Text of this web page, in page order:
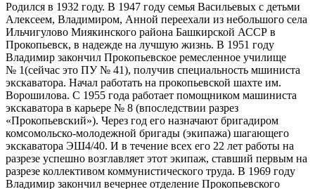
Родился в 1932 году. В 1947 году семья Васильевых с детьми
Алексеем, Владимиром, Анной переехали из небольшого села
Ильчигулово Миякинского района Башкирской АССР в
Прокопьевск, в надежде на лучшую жизнь. В 1951 году
Владимир закончил Прокопьевское ремесленное училище
№ 1(сейчас это ПУ № 41), получив специальность мшиниста
экскаватора. Начал работать на прокопьевской шахте им.
Ворошилова. С 1955 года работает помощником машиниста
экскаватора в карьере № 8 (впоследствии разрез
«Прокопьевский»). Через год его назначают бригадиром
комсомольско-молодежной бригады (экипажа) шагающего
экскаватора ЭШ4/40. И в течение всех его 22 лет работы на
разрезе успешно возглавляет этот экипаж, ставший первым на
разрезе коллективом коммунистического труда. В 1969 году
Владимир закончил вечернее отделение Прокопьевского